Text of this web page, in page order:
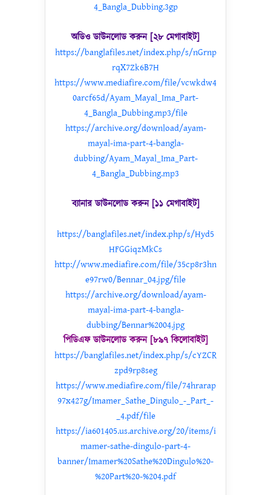
4_Bangla_Dubbing.3gp
অডিও ডাউনলোড করুন [২৮ মেগাবাইট]
https://banglafiles.net/index.php/s/nGrnp
rqX7Zk6B7H
https://www.mediafire.com/file/vcwkdw4
0arcf65d/Ayam_Mayal_Ima_Part-
4_Bangla_Dubbing.mp3/file
https://archive.org/download/ayam-
mayal-ima-part-4-bangla-
dubbing/Ayam_Mayal_Ima_Part-
4_Bangla_Dubbing.mp3
ব্যানার ডাউনলোড করুন [১১ মেগাবাইট]
https://banglafiles.net/index.php/s/Hyd5
HFGGiqzMkCs
http://www.mediafire.com/file/35cp8r3hn
e97rw0/Bennar_04.jpg/file
https://archive.org/download/ayam-
mayal-ima-part-4-bangla-
dubbing/Bennar%2004.jpg
পিডিএফ ডাউনলোড করুন [৮৯৭ কিলোবাইট]
https://banglafiles.net/index.php/s/cYZCR
zpd9rp8seg
https://www.mediafire.com/file/74hrarap
97x427g/Imamer_Sathe_Dingulo_-_Part_-
_4.pdf/file
https://ia601405.us.archive.org/20/items/i
mamer-sathe-dingulo-part-4-
banner/Imamer%20Sathe%20Dingulo%20-
%20Part%20-%204.pdf